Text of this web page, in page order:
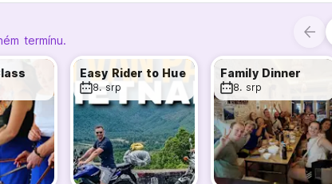
termínu.
Easy Rider to Hue
8. srp
Family Dinner
8. srp